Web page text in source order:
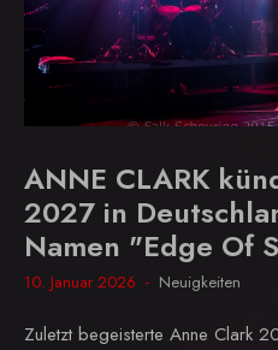
ANNE CLARK
2027 in
Namen "Edge Of
10. Januar 2026 Neuigkeiten
Zuletzt begeisterte Anne Clark